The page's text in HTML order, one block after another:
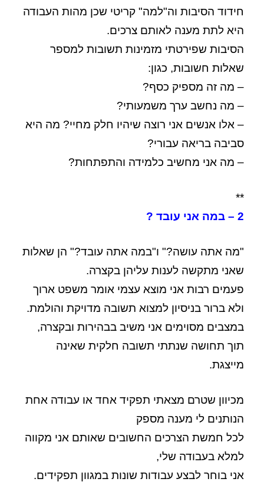
חידוד הסיבות וה"למה" קריטי שכן מהות העבודה
היא לתת מענה לאותם צרכים.
הסיבות שפירטתי מזמינות תשובות למספר
שאלות חשובות, כגון:
– מה זה מספיק כסף?
– מה נחשב ערך משמעותי?
– אלו אנשים אני רוצה שיהיו חלק מחיי? מה היא
סביבה בריאה עבורי?
– מה אני מחשיב כלמידה והתפתחות?
**
2 – במה אני עובד ?
"מה אתה עושה?" ו"במה אתה עובד?" הן שאלות
שאני מתקשה לענות עליהן בקצרה.
פעמים רבות אני מוצא עצמי אומר משפט ארוך
ולא ברור בניסיון למצוא תשובה מדויקת והולמת.
במצבים מסוימים אני משיב בבהירות ובקצרה,
תוך תחושה שנתתי תשובה חלקית שאינה
מייצגת.
מכיוון שטרם מצאתי תפקיד אחד או עבודה אחת
הנותנים לי מענה מספק
לכל חמשת הצרכים החשובים שאותם אני מקווה
למלא בעבודה שלי,
אני בוחר לבצע עבודות שונות במגוון תפקידים.